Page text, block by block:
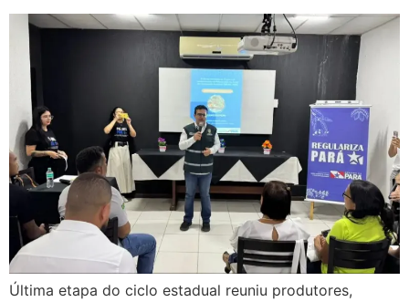
Última etapa do ciclo estadual reuniu produtores,